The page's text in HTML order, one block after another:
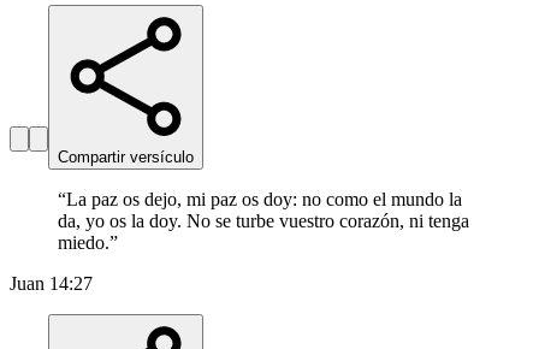
Compartir versículo
“La paz os dejo, mi paz os doy: no como el mundo la
da, yo os la doy. No se turbe vuestro corazón, ni tenga
miedo.”
Juan 14:27